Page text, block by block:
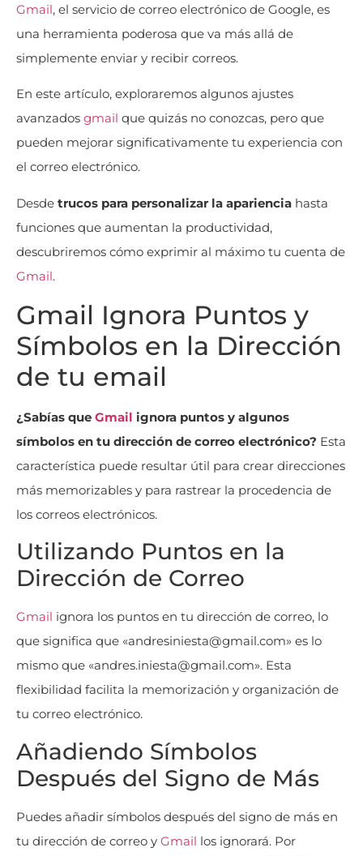
Gmail, el servicio de correo electrónico de Google, es
una herramienta poderosa que va más allá de
simplemente enviar y recibir correos.
En este artículo, exploraremos algunos ajustes
avanzados gmail que quizás no conozcas, pero que
pueden mejorar significativamente tu experiencia con
el correo electrónico.
Desde trucos para personalizar la apariencia hasta
funciones que aumentan la productividad,
descubriremos cómo exprimir al máximo tu cuenta de
Gmail.
Gmail Ignora Puntos y
Símbolos en la Dirección
de tu email
¿Sabías que Gmail ignora puntos y algunos
símbolos en tu dirección de correo electrónico? Esta
característica puede resultar útil para crear direcciones
más memorizables y para rastrear la procedencia de
los correos electrónicos.
Utilizando Puntos en la
Dirección de Correo
Gmail ignora los puntos en tu dirección de correo, lo
que significa que «andresiniesta@gmail.com» es lo
mismo que «andres.iniesta@gmail.com». Esta
flexibilidad facilita la memorización y organización de
tu correo electrónico.
Añadiendo Símbolos
Después del Signo de Más
Puedes añadir símbolos después del signo de más en
tu dirección de correo y Gmail los ignorará. Por